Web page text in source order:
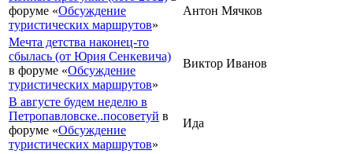
форуме «Обсуждение
туристических маршрутов»
Антон Мячков
Мечта детства наконец-то
сбылась (от Юрия Сенкевича)
в форуме «Обсуждение
туристических маршрутов»
Виктор Иванов
В августе будем неделю в
Петропавловске..посоветуй в
форуме «Обсуждение
туристических маршрутов»
Ида